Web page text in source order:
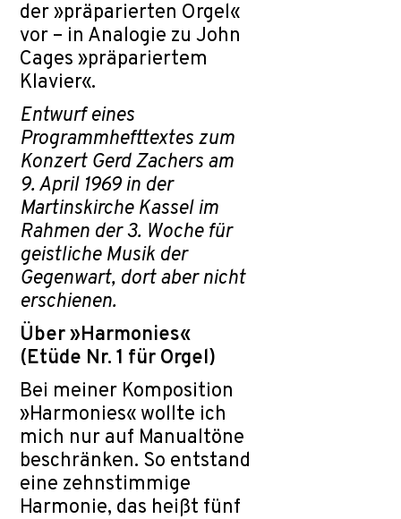
der »präparierten Orgel«
vor – in Analogie zu John
Cages »präpariertem
Klavier«.
Entwurf eines
Programmhefttextes zum
Konzert Gerd Zachers am
9. April 1969 in der
Martinskirche Kassel im
Rahmen der 3. Woche für
geistliche Musik der
Gegenwart, dort aber nicht
erschienen.
Über »Harmonies«
(Etüde Nr. 1 für Orgel)
Bei meiner Komposition
»Harmonies« wollte ich
mich nur auf Manualtöne
beschränken. So entstand
eine zehnstimmige
Harmonie, das heißt fünf